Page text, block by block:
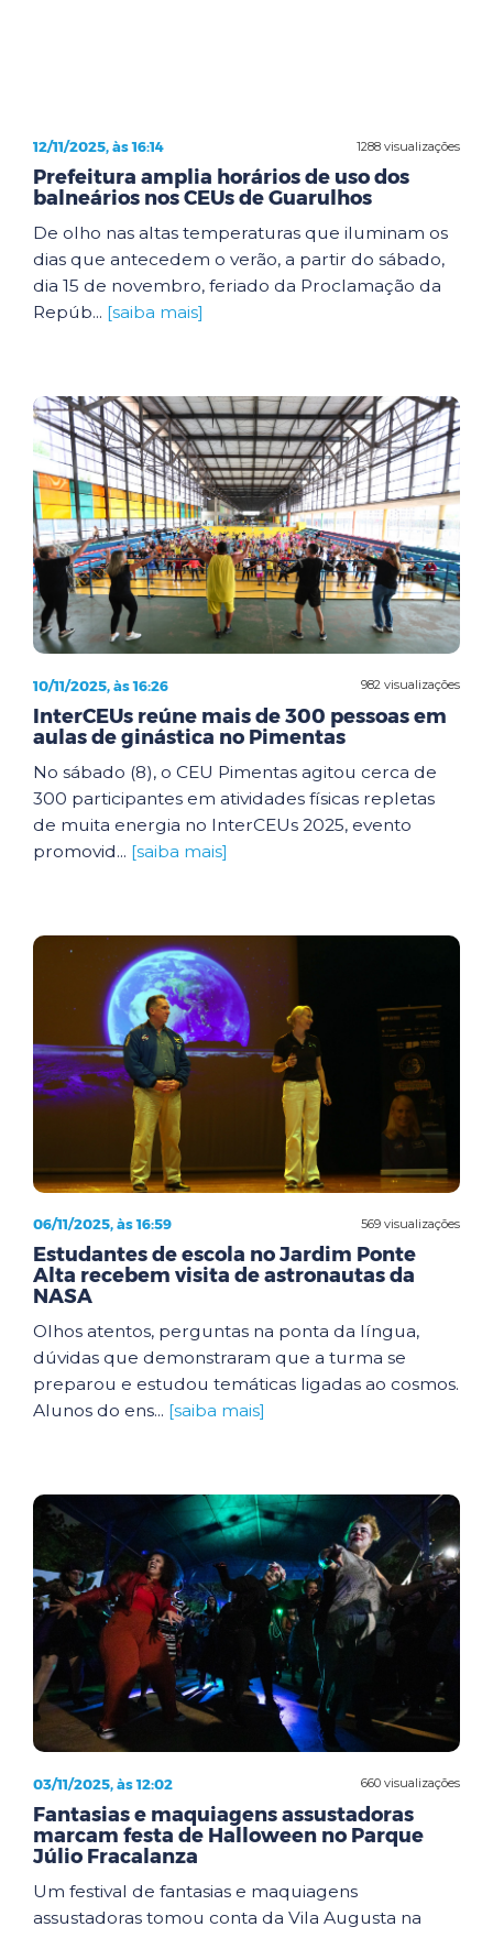
1288 visualizações
12/11/2025, às 16:14
Prefeitura amplia horários de uso dos
balneários nos CEUs de Guarulhos
De olho nas altas temperaturas que iluminam os
dias que antecedem o verão, a partir do sábado,
dia 15 de novembro, feriado da Proclamação da
Repúb... [saiba mais]
982 visualizações
10/11/2025, às 16:26
InterCEUs reúne mais de 300 pessoas em
aulas de ginástica no Pimentas
No sábado (8), o CEU Pimentas agitou cerca de
300 participantes em atividades físicas repletas
de muita energia no InterCEUs 2025, evento
promovid... [saiba mais]
569 visualizações
06/11/2025, às 16:59
Estudantes de escola no Jardim Ponte
Alta recebem visita de astronautas da
NASA
Olhos atentos, perguntas na ponta da língua,
dúvidas que demonstraram que a turma se
preparou e estudou temáticas ligadas ao cosmos.
Alunos do ens... [saiba mais]
660 visualizações
03/11/2025, às 12:02
Fantasias e maquiagens assustadoras
marcam festa de Halloween no Parque
Júlio Fracalanza
Um festival de fantasias e maquiagens
assustadoras tomou conta da Vila Augusta na